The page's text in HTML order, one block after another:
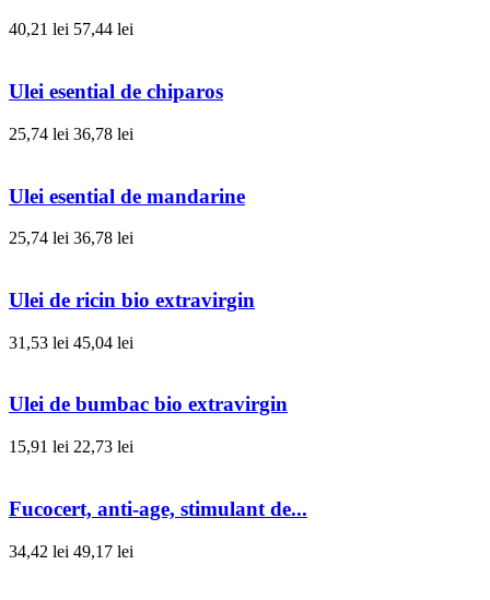
40,21 lei 57,44 lei
Ulei esential de chiparos
25,74 lei 36,78 lei
Ulei esential de mandarine
25,74 lei 36,78 lei
Ulei de ricin bio extravirgin
31,53 lei 45,04 lei
Ulei de bumbac bio extravirgin
15,91 lei 22,73 lei
Fucocert, anti-age, stimulant de...
34,42 lei 49,17 lei